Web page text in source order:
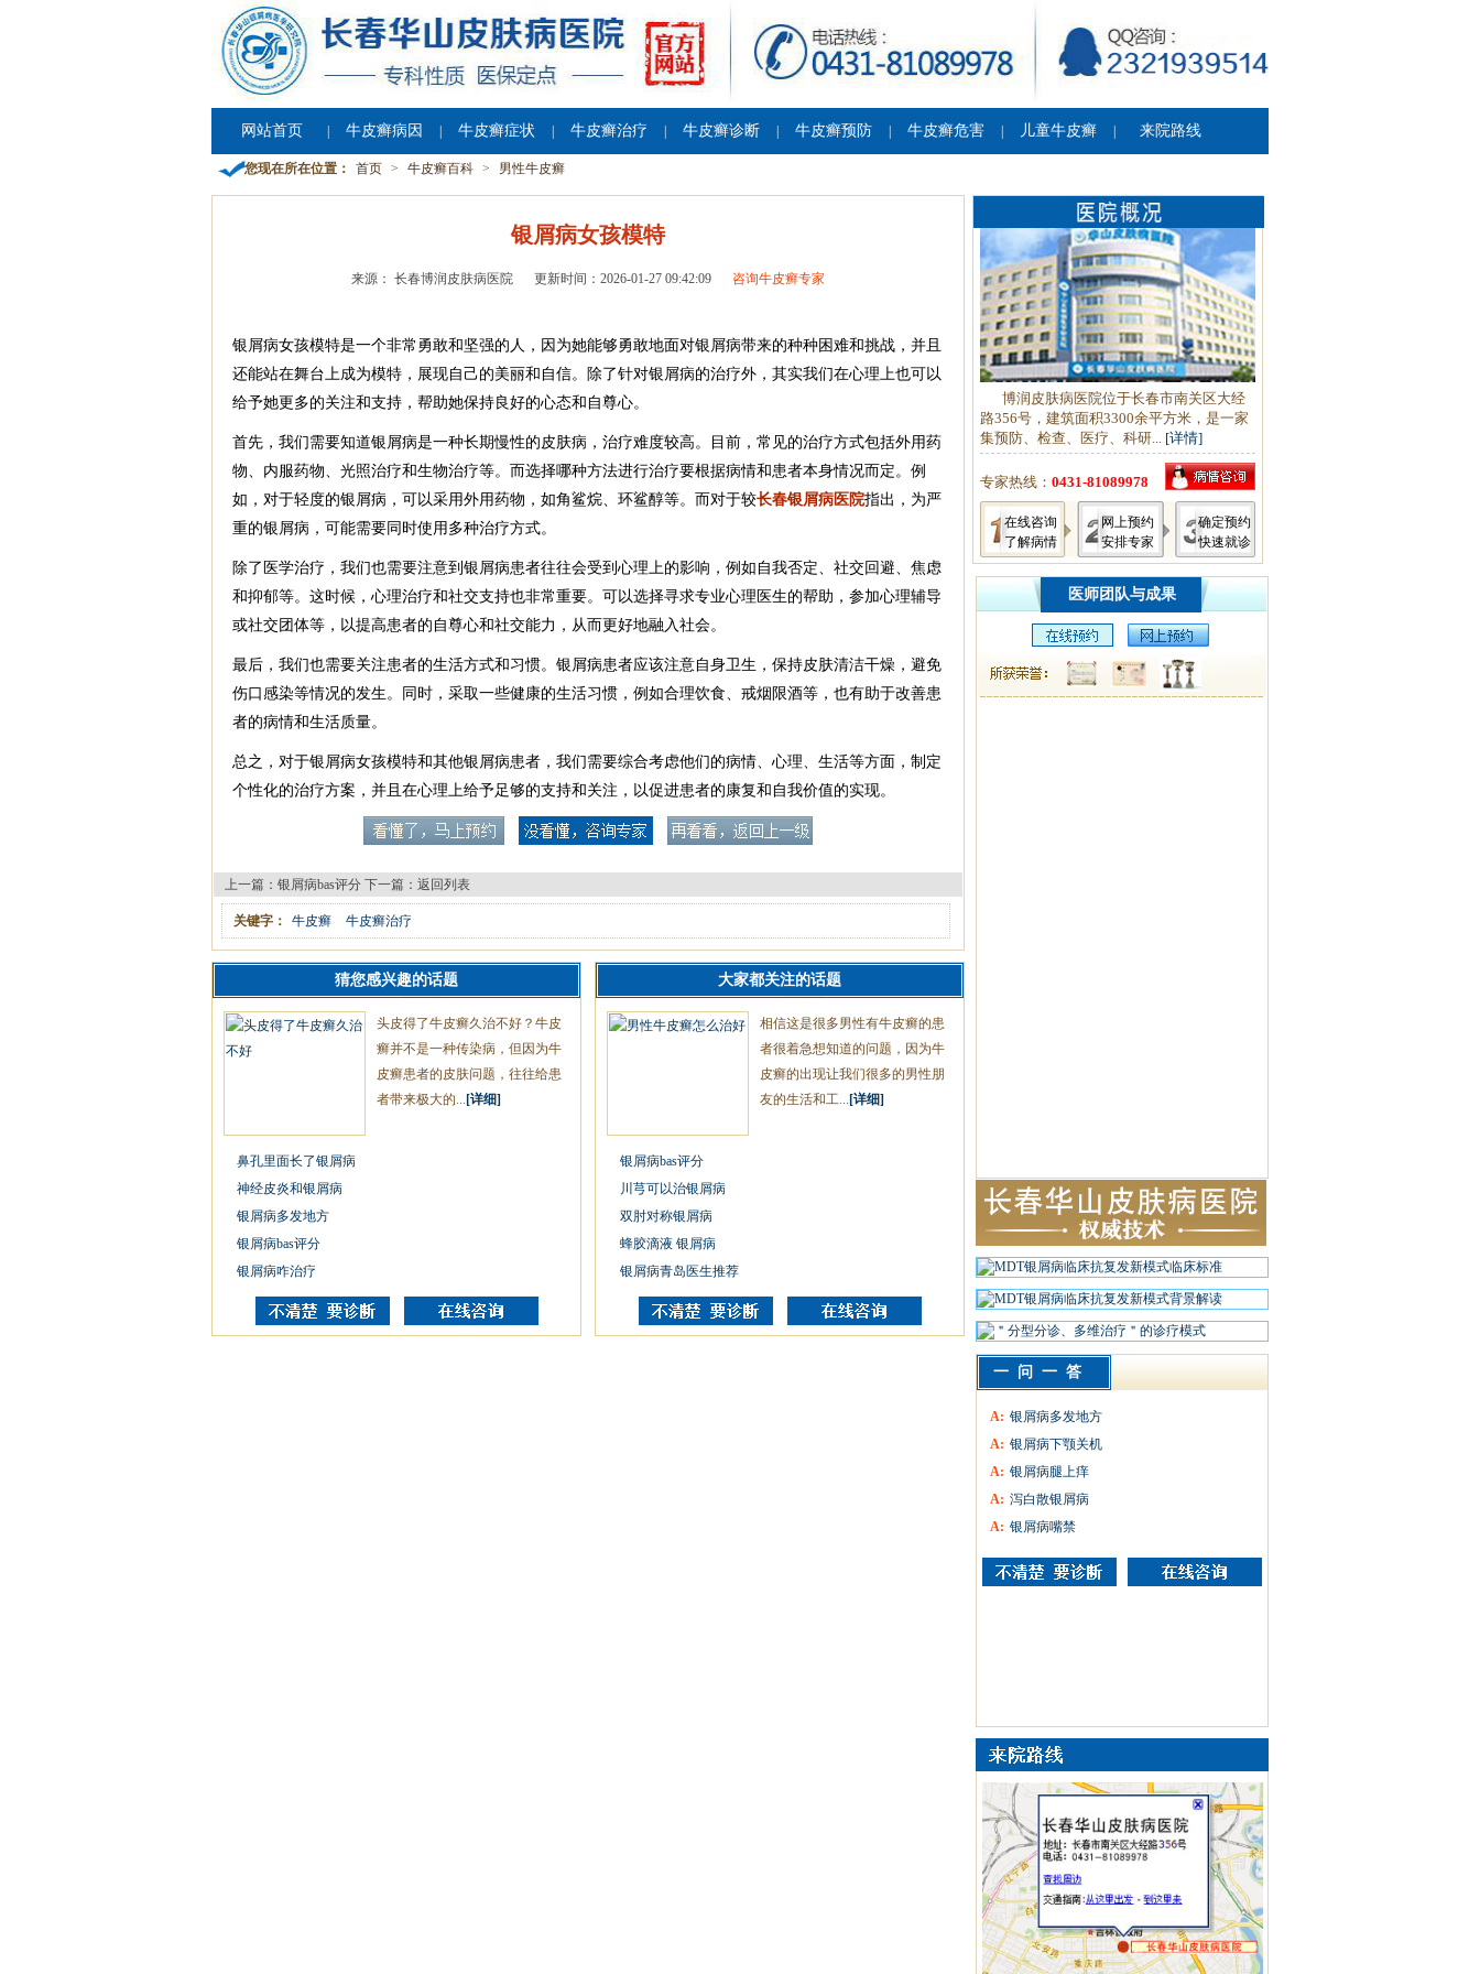
网站首页 牛皮癣病因 牛皮癣症状 牛皮癣治疗 牛皮癣诊断 牛皮癣预防 牛皮癣危害 儿童牛皮癣 来院路线
您现在所在位置： 首页 > 牛皮癣百科 > 男性牛皮癣
银屑病女孩模特
来源： 长春博润皮肤病医院 更新时间：2026-01-27 09:42:09 咨询牛皮癣专家
银屑病女孩模特是一个非常勇敢和坚强的人，因为她能够勇敢地面对银屑病带来的种种困难和挑战，并且
还能站在舞台上成为模特，展现自己的美丽和自信。除了针对银屑病的治疗外，其实我们在心理上也可以
给予她更多的关注和支持，帮助她保持良好的心态和自尊心。
首先，我们需要知道银屑病是一种长期慢性的皮肤病，治疗难度较高。目前，常见的治疗方式包括外用药
物、内服药物、光照治疗和生物治疗等。而选择哪种方法进行治疗要根据病情和患者本身情况而定。例
如，对于轻度的银屑病，可以采用外用药物，如角鲨烷、环鲨醇等。而对于较长春银屑病医院指出，为严
重的银屑病，可能需要同时使用多种治疗方式。
除了医学治疗，我们也需要注意到银屑病患者往往会受到心理上的影响，例如自我否定、社交回避、焦虑
和抑郁等。这时候，心理治疗和社交支持也非常重要。可以选择寻求专业心理医生的帮助，参加心理辅导
或社交团体等，以提高患者的自尊心和社交能力，从而更好地融入社会。
最后，我们也需要关注患者的生活方式和习惯。银屑病患者应该注意自身卫生，保持皮肤清洁干燥，避免
伤口感染等情况的发生。同时，采取一些健康的生活习惯，例如合理饮食、戒烟限酒等，也有助于改善患
者的病情和生活质量。
总之，对于银屑病女孩模特和其他银屑病患者，我们需要综合考虑他们的病情、心理、生活等方面，制定
个性化的治疗方案，并且在心理上给予足够的支持和关注，以促进患者的康复和自我价值的实现。
上一篇： 银屑病bas评分 下一篇： 返回列表
关键字： 牛皮癣 牛皮癣治疗
猜您感兴趣的话题
头皮得了牛皮癣久治不好？牛皮
癣并不是一种传染病，但因为牛
皮癣患者的皮肤问题，往往给患
者带来极大的... [详细]
鼻孔里面长了银屑病
神经皮炎和银屑病
银屑病多发地方
银屑病bas评分
银屑病咋治疗
大家都关注的话题
相信这是很多男性有牛皮癣的患
者很着急想知道的问题，因为牛
皮癣的出现让我们很多的男性朋
友的生活和工... [详细]
银屑病bas评分
川芎可以治银屑病
双肘对称银屑病
蜂胶滴液 银屑病
银屑病青岛医生推荐
博润皮肤病医院位于长春市南关区大经
路356号，建筑面积3300余平方米，是一家
集预防、检查、医疗、科研... [详情]
专家热线： 0431-81089978
在线咨询
了解病情
网上预约
安排专家
确定预约
快速就诊
医师团队与成果
一问一答
A: 银屑病多发地方
A: 银屑病下颚关机
A: 银屑病腿上痒
A: 泻白散银屑病
A: 银屑病嘴禁